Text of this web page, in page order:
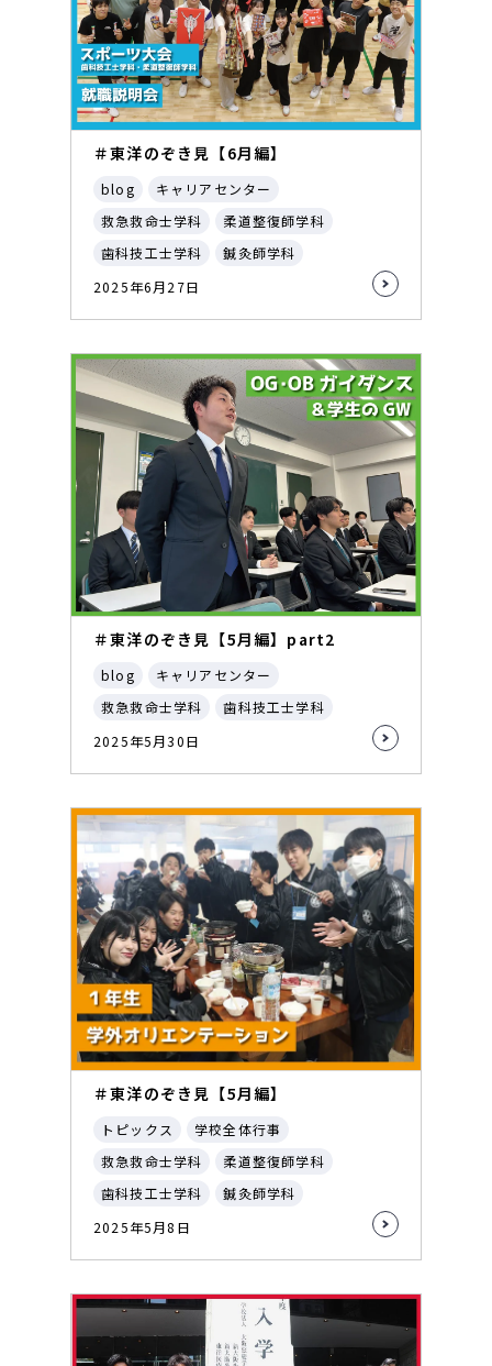
＃東洋のぞき見【6月編】
blog
キャリアセンター
救急救命士学科
柔道整復師学科
歯科技工士学科
鍼灸師学科
2025年6月27日
＃東洋のぞき見【5月編】part2
blog
キャリアセンター
救急救命士学科
歯科技工士学科
2025年5月30日
＃東洋のぞき見【5月編】
トピックス
学校全体行事
救急救命士学科
柔道整復師学科
歯科技工士学科
鍼灸師学科
2025年5月8日